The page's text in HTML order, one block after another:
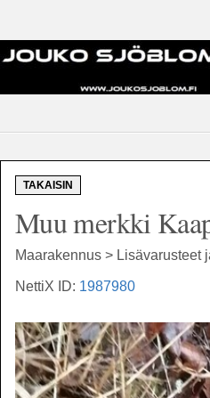
TAKAISIN
Muu merkki
Maarakennus > Lisävarusteet
NettiX ID: 1987980